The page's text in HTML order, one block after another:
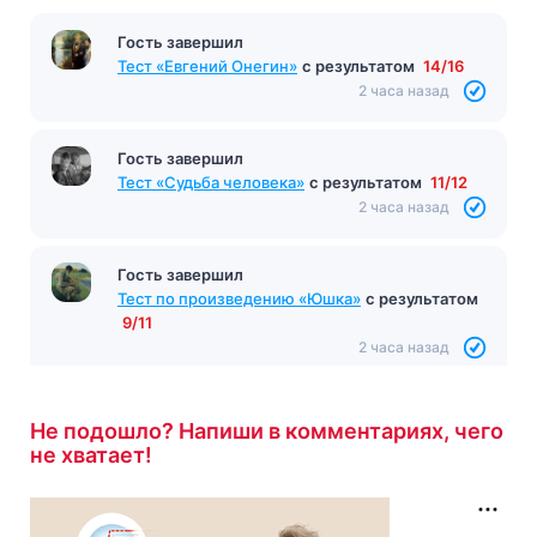
Гость завершил
Тест «Евгений Онегин» с результатом 14/16
2 часа назад
Гость завершил
Тест «Судьба человека» с результатом 11/12
2 часа назад
Гость завершил
Тест по произведению «Юшка» с результатом
9/11
2 часа назад
Не подошло? Напиши в комментариях, чего
не хватает!